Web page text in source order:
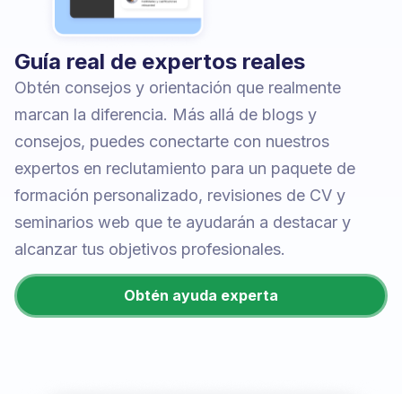
Guía real de expertos reales
Obtén consejos y orientación que realmente
marcan la diferencia. Más allá de blogs y
consejos, puedes conectarte con nuestros
expertos en reclutamiento para un paquete de
formación personalizado, revisiones de CV y
seminarios web que te ayudarán a destacar y
alcanzar tus objetivos profesionales.
Obtén ayuda experta